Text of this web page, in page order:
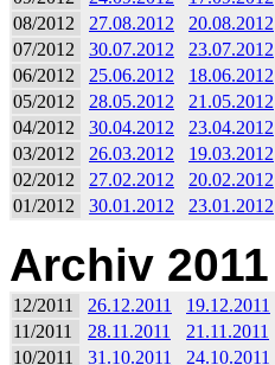
08/2012
27.08.2012 20.08.2012
07/2012
30.07.2012 23.07.2012
06/2012
25.06.2012 18.06.2012
05/2012
28.05.2012 21.05.2012
04/2012
30.04.2012 23.04.2012
03/2012
26.03.2012 19.03.2012
02/2012
27.02.2012 20.02.2012
01/2012
30.01.2012 23.01.2012
Archiv 2011
12/2011 26.12.2011 19.12.2011
11/2011
28.11.2011 21.11.2011
10/2011
31.10.2011 24.10.2011